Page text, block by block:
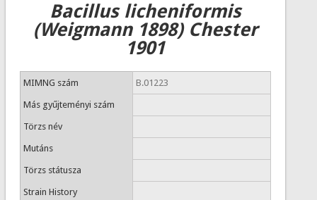
Bacillus licheniformis
(Weigmann 1898) Chester
1901
MIMNG szám B.01223
Más gyűjteményi szám
Törzs név
Mutáns
Törzs státusza
Strain History